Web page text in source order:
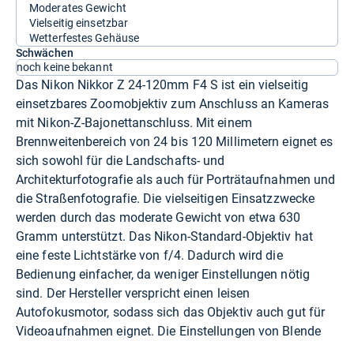
Moderates Gewicht
Vielseitig einsetzbar
Wetterfestes Gehäuse
Schwächen
noch keine bekannt
Das Nikon Nikkor Z 24-120mm F4 S ist ein vielseitig
einsetzbares Zoomobjektiv zum Anschluss an Kameras
mit Nikon-Z-Bajonettanschluss. Mit einem
Brennweitenbereich von 24 bis 120 Millimetern eignet es
sich sowohl für die Landschafts- und
Architekturfotografie als auch für Porträtaufnahmen und
die Straßenfotografie. Die vielseitigen Einsatzzwecke
werden durch das moderate Gewicht von etwa 630
Gramm unterstützt. Das Nikon-Standard-Objektiv hat
eine feste Lichtstärke von f/4. Dadurch wird die
Bedienung einfacher, da weniger Einstellungen nötig
sind. Der Hersteller verspricht einen leisen
Autofokusmotor, sodass sich das Objektiv auch gut für
Videoaufnahmen eignet. Die Einstellungen von Blende